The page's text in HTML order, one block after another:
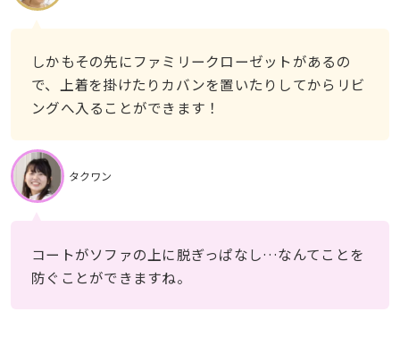
しかもその先にファミリークローゼットがあるの
で、上着を掛けたりカバンを置いたりしてからリビ
ングへ入ることができます！
タクワン
コートがソファの上に脱ぎっぱなし…なんてことを
防ぐことができますね。